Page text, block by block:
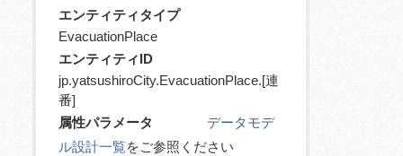
エンティティタイプ
EvacuationPlace
エンティティID
jp.yatsushiroCity.EvacuationPlace.[連
番]
属性パラメータ
データモデ
ル設計一覧をご参照ください